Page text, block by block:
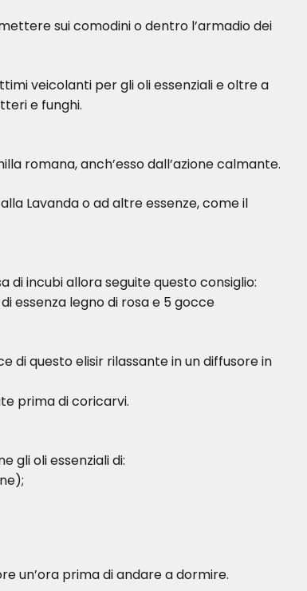
sui comodini o dentro l’armadio dei
veicolanti per gli oli essenziali e oltre a
e funghi.
romana, anch’esso dall’azione calmante.
Lavanda o ad altre essenze, come il
di incubi allora seguite questo consiglio:
essenza legno di rosa e 5 gocce
di questo elisir rilassante in un diffusore in
prima di coricarvi.
gli oli essenziali di:
un’ora prima di andare a dormire.